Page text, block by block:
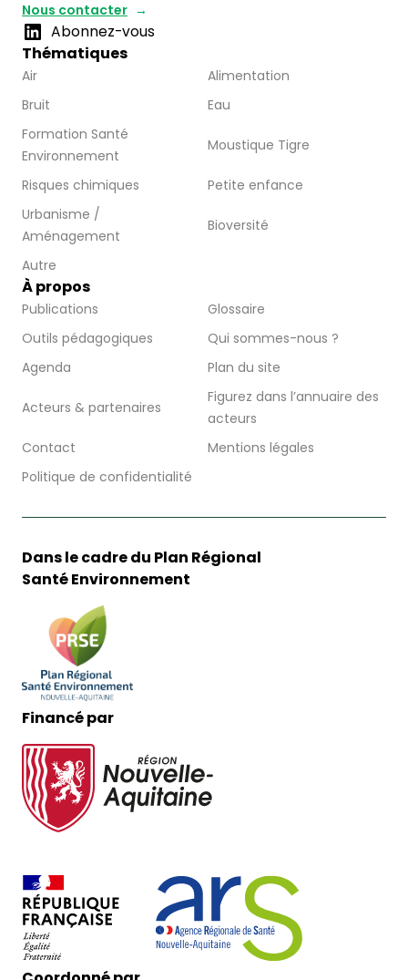
Nous contacter
Abonnez-vous
Thématiques
Air
Alimentation
Bruit
Eau
Formation Santé
Environnement
Moustique Tigre
Risques chimiques
Petite enfance
Urbanisme /
Aménagement
Bioversité
Autre
À propos
Publications
Glossaire
Outils pédagogiques
Qui sommes-nous ?
Agenda
Plan du site
Acteurs & partenaires
Figurez dans l’annuaire des
acteurs
Contact
Mentions légales
Politique de confidentialité
Dans le cadre du Plan Régional
Santé Environnement
Financé par